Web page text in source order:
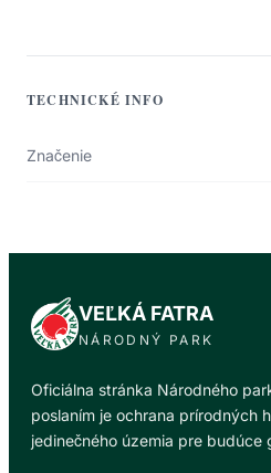
TECHNICKÉ INFO
Značenie
VEĽKÁ FATRA
NÁRODNÝ PARK
Oficiálna stránka Národného
poslaním je ochrana prírodných
jedinečného územia pre budúce